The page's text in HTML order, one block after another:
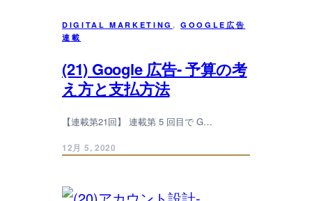
DIGITAL MARKETING , GOOGLE広告
連載
(21) Google 広告- 予算の考
え方と支払方法
【連載第21回】 連載第 5 回目で G…
12月 5, 2020